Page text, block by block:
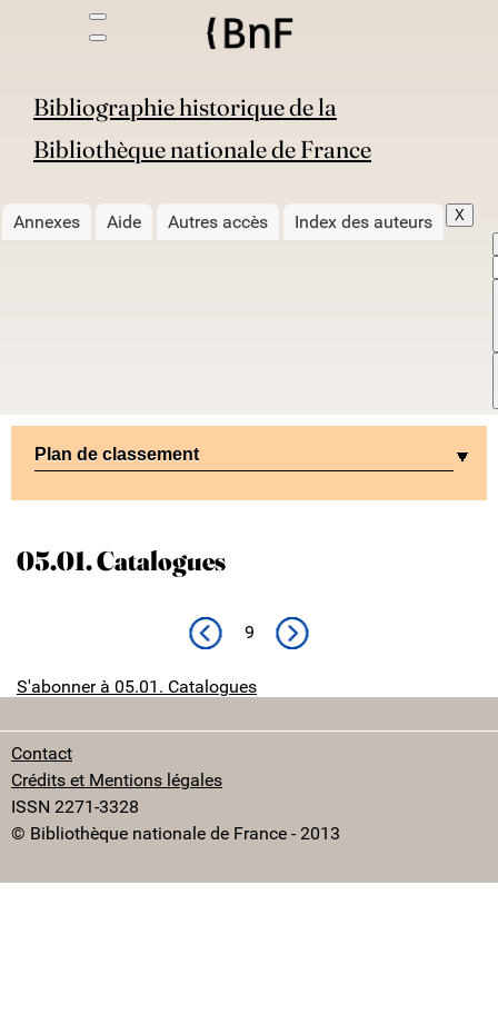
Bibliographie historique de la
Bibliothèque nationale de France
X
Annexes Aide Autres accès Index des auteurs
Plan de classement
05.01. Catalogues
Page précédente
9 No next page
S'abonner à 05.01. Catalogues
Contact
Crédits et Mentions légales
ISSN 2271-3328
© Bibliothèque nationale de France - 2013